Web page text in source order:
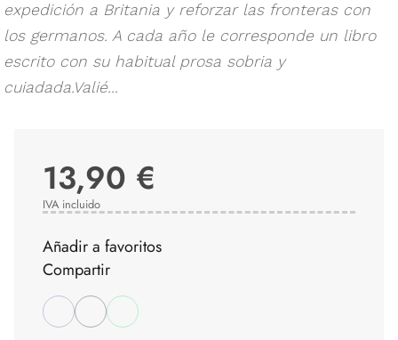
expedición a Britania y reforzar las fronteras con
los germanos. A cada año le corresponde un libro
escrito con su habitual prosa sobria y
cuiadada.Valié...
13,90 €
IVA incluido
Añadir a favoritos
Compartir